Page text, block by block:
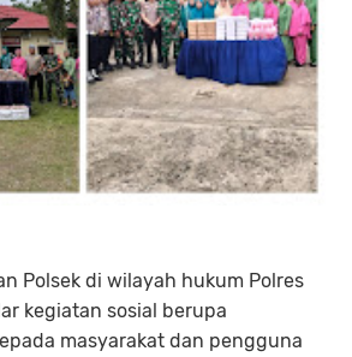
Polsek di wilayah hukum Polres
kegiatan sosial berupa
masyarakat dan pengguna